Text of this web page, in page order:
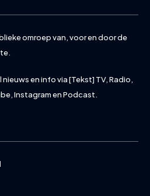
omroep van, voor en door de
en info via [Tekst] TV, Radio,
Instagram en Podcast.